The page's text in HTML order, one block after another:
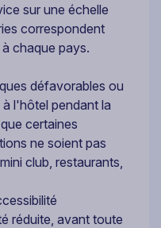
sur une échelle
correspondent
chaque pays.
défavorables ou
l'hôtel pendant la
certaines
ne soient pas
club, restaurants,
réduite, avant toute